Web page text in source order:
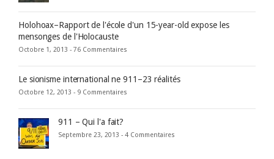
Holohoax–Rapport de l'école d'un 15-year-old expose les
mensonges de l'Holocauste
Octobre 1, 2013 - 76 Commentaires
Le sionisme international ne 911–23 réalités
Octobre 12, 2013 - 9 Commentaires
911 – Qui l'a fait?
Septembre 23, 2013 - 4 Commentaires